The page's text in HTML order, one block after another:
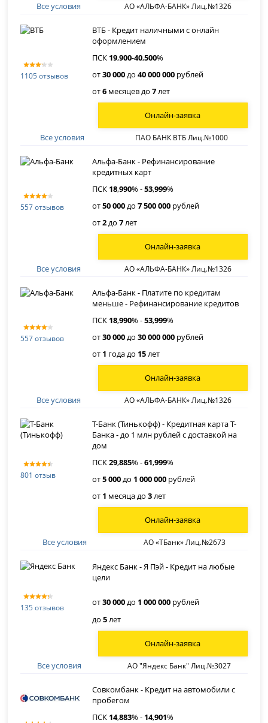
Все условия АО «АЛЬФА-БАНК» Лиц.№1326
1105 отзывов
ВТБ - Кредит наличными с онлайн
оформлением
ПСК 19,900-40,500%
от30 000до40 000 000 рублей
от6 месяцев до7лет
Все условия ПАО БАНК ВТБ Лиц.№1000
Онлайн-заявка
557 отзывов
Альфа-Банк - Рефинансирование
кредитных карт
ПСК 18,990% -53,999%
от50 000до7 500 000 рублей
от2до7лет
Все условия АО «АЛЬФА-БАНК» Лиц.№1326
Онлайн-заявка
557 отзывов
Альфа-Банк - Платите по кредитам
меньше - Рефинансирование кредитов
ПСК 18,990% -53,999%
от30 000до30 000 000 рублей
от 1 года до 15лет
Все условия АО «АЛЬФА-БАНК» Лиц.№1326
Онлайн-заявка
801 отзыв
Т-Банк (Тинькофф) - Кредитная карта Т-
Банка - до 1 млн рублей с доставкой на
дом
ПСК29,885% -61,999%
от5 000до 1 000 000 рублей
от 1 месяца до3лет
Все условия АО «ТБанк» Лиц.№2673
Онлайн-заявка
135 отзывов
Яндекс Банк - Я Пэй - Кредит на любые
цели
от30 000до 1 000 000 рублей
до5 лет
Все условия АО "Яндекс Банк" Лиц.№3027
Онлайн-заявка
Совкомбанк - Кредит на автомобили с
пробегом
ПСК 14,883% - 14,901%